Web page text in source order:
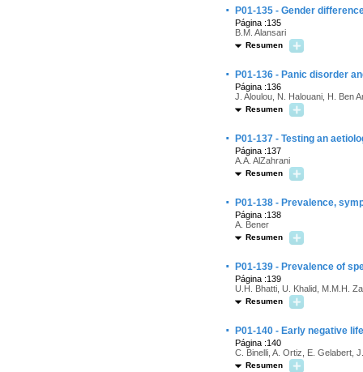
· P01-135 - Gender
Página :135
B.M. Alansari
Resumen
· P01-136 - Panic disorder
Página :136
J. Aloulou, N. Halouani, H. Ben
Resumen
· P01-137 - Testing an
Página :137
A.A. AlZahrani
Resumen
· P01-138 - Prevalence,
Página :138
A. Bener
Resumen
· P01-139 - Prevalence of
Página :139
U.H. Bhatti, U. Khalid, M.M.H.
Resumen
· P01-140 - Early negative
Página :140
C. Binelli, A. Ortiz, E. Gelabert,
Resumen